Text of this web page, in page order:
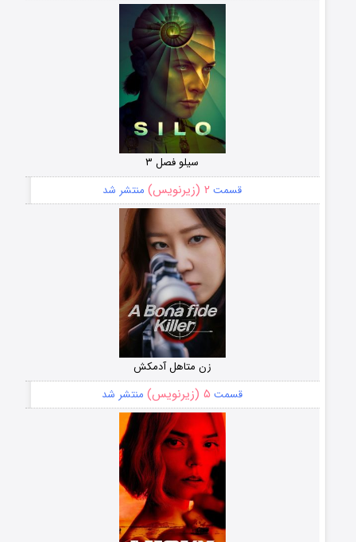
سیلو فصل ۳
قسمت ۲ (زیرنویس) منتشر شد
زن متاهل آدمکش
قسمت ۵ (زیرنویس) منتشر شد